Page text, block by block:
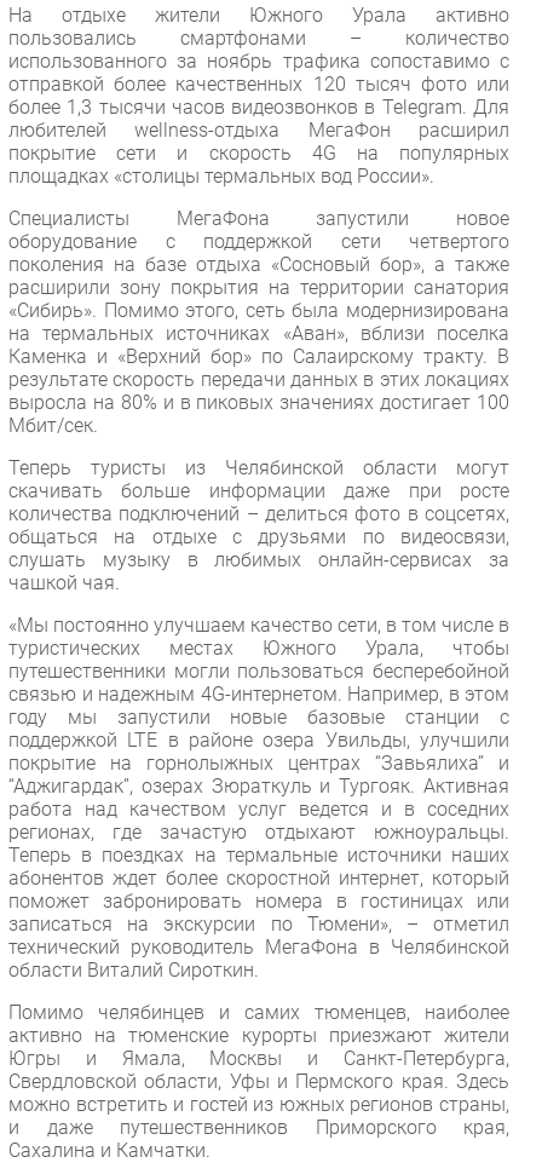
Финансы
Web
Безопасность
Инновации
CIO/Управление ИТ
Гаджеты
Здоровье
РАЗДЕЛЫ
Новости
Аналитика
Интервью
Мероприятия
Проекты
IT класс
Тестовый стенд
Каталог компаний
На отдыхе жители Южного Урала активно
пользовались смартфонами – количество
использованного за ноябрь трафика сопоставимо с
отправкой более качественных 120 тысяч фото или
более 1,3 тысячи часов видеозвонков в Telegram. Для
любителей wellness-отдыха МегаФон расширил
покрытие сети и скорость 4G на популярных
площадках «столицы термальных вод России».
Специалисты МегаФона запустили новое
оборудование с поддержкой сети четвертого
поколения на базе отдыха «Сосновый бор», а также
расширили зону покрытия на территории санатория
«Сибирь». Помимо этого, сеть была модернизирована
на термальных источниках «Аван», вблизи поселка
Каменка и «Верхний бор» по Салаирскому тракту. В
результате скорость передачи данных в этих локациях
выросла на 80% и в пиковых значениях достигает 100
Мбит/сек.
Теперь туристы из Челябинской области могут
скачивать больше информации даже при росте
количества подключений – делиться фото в соцсетях,
общаться на отдыхе с друзьями по видеосвязи,
слушать музыку в любимых онлайн-сервисах за
чашкой чая.
«Мы постоянно улучшаем качество сети, в том числе в
туристических местах Южного Урала, чтобы
путешественники могли пользоваться бесперебойной
связью и надежным 4G-интернетом. Например, в этом
году мы запустили новые базовые станции с
поддержкой LTE в районе озера Увильды, улучшили
покрытие на горнолыжных центрах “Завьялиха” и
“Аджигардак”, озерах Зюраткуль и Тургояк. Активная
работа над качеством услуг ведется и в соседних
регионах, где зачастую отдыхают южноуральцы.
Теперь в поездках на термальные источники наших
абонентов ждет более скоростной интернет, который
поможет забронировать номера в гостиницах или
записаться на экскурсии по Тюмени», – отметил
технический руководитель МегаФона в Челябинской
области Виталий Сироткин.
Помимо челябинцев и самих тюменцев, наиболее
активно на тюменские курорты приезжают жители
Югры и Ямала, Москвы и Санкт-Петербурга,
Свердловской области, Уфы и Пермского края. Здесь
можно встретить и гостей из южных регионов страны,
и даже путешественников Приморского края,
Сахалина и Камчатки.